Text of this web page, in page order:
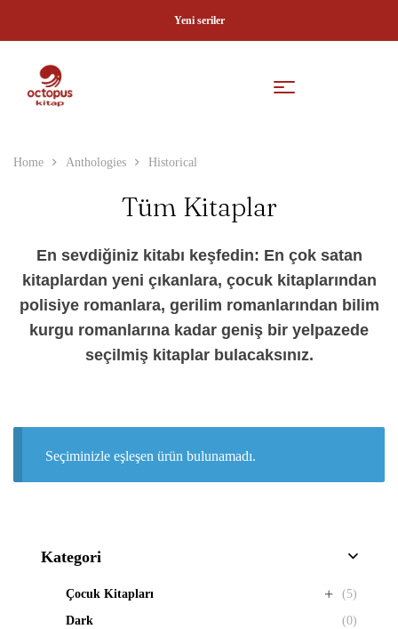
Yeni seriler
Home Anthologies Historical
Tüm Kitaplar
En sevdiğiniz kitabı keşfedin: En çok satan
kitaplardan yeni çıkanlara, çocuk kitaplarından
polisiye romanlara, gerilim romanlarından bilim
kurgu romanlarına kadar geniş bir yelpazede
seçilmiş kitaplar bulacaksınız.
Seçiminizle eşleşen ürün bulunamadı.
Kategori
Çocuk Kitapları
(5)
Dark
(0)